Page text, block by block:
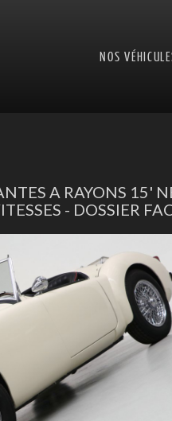
NOS
A RAYONS 15'
- DOSSIER